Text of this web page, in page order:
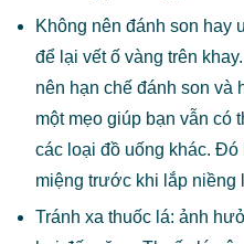
Không nên đánh son hay
để lại vết ố vàng trên
nên hạn chế đánh son và
một mẹo giúp bạn vẫn có
các loại đồ uống khác.
miệng trước khi lắp niềng
Tránh xa thuốc lá: ảnh